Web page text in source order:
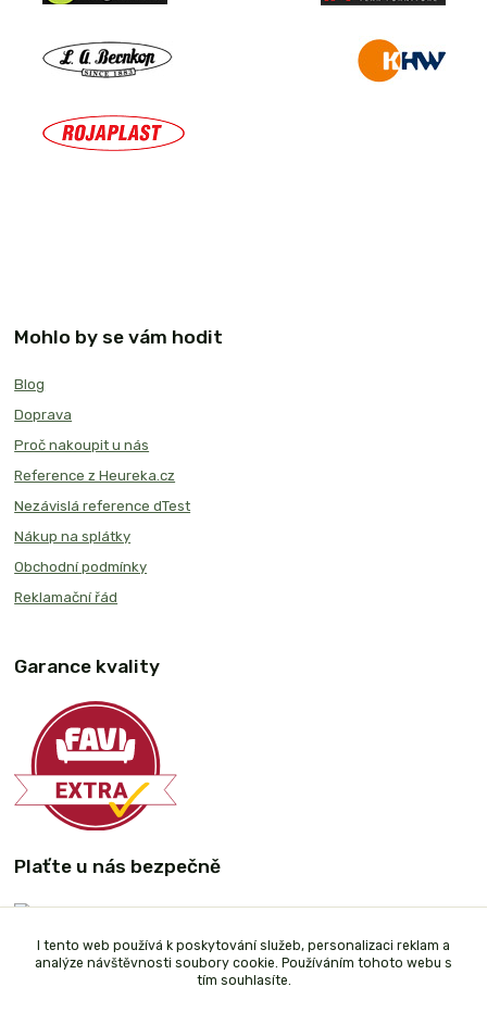
Mohlo by se vám hodit
Blog
Doprava
Proč nakoupit u nás
Reference z Heureka.cz
Nezávislá reference dTest
Nákup na splátky
Obchodní podmínky
Reklamační řád
Garance kvality
Plaťte u nás bezpečně
I tento web používá k poskytování služeb, personalizaci reklam a
analýze návštěvnosti soubory cookie. Používáním tohoto webu s
tím souhlasíte.